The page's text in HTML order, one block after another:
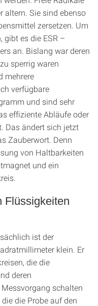
altern. Sie sind ebenso
zersetzen. Um
gibt es die ESR –
an. Bislang war deren
sperrig waren
mehrere
verfügbare
und sind sehr
effiziente Abläufe oder
Das ändert sich jetzt
Zauberwort. Denn
von Haltbarkeiten
und ein
Flüssigkeiten
ist der
klein. Er
die die
deren
schalten
die Probe auf den